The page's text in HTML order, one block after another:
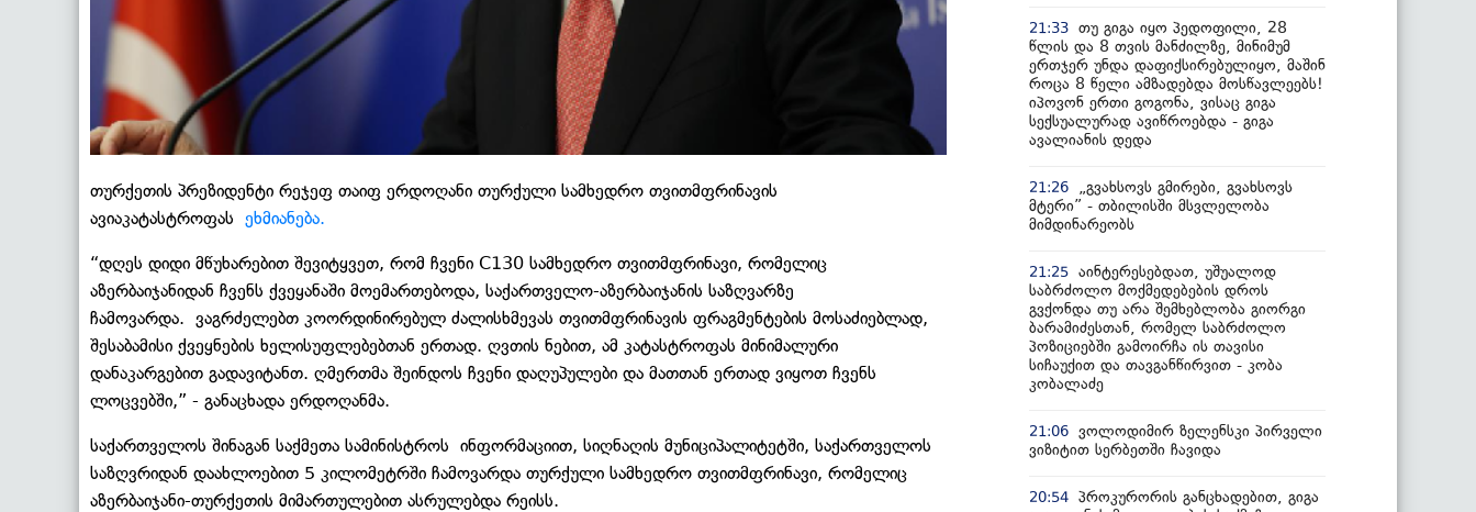
თურქეთის პრეზიდენტი რეჯეფ თაიფ ერდოღანი თურქული სამხედრო თვითმფრინავის
ავიაკატასტროფას ეხმიანება.
“დღეს დიდი მწუხარებით შევიტყვეთ, რომ ჩვენი C130 სამხედრო თვითმფრინავი, რომელიც
აზერბაიჯანიდან ჩვენს ქვეყანაში მოემართებოდა, საქართველო-აზერბაიჯანის საზღვარზე
ჩამოვარდა. ვაგრძელებთ კოორდინირებულ ძალისხმევას თვითმფრინავის ფრაგმენტების მოსაძიებლად,
შესაბამისი ქვეყნების ხელისუფლებებთან ერთად. ღვთის ნებით, ამ კატასტროფას მინიმალური
დანაკარგებით გადავიტანთ. ღმერთმა შეინდოს ჩვენი დაღუპულები და მათთან ერთად ვიყოთ ჩვენს
ლოცვებში,” - განაცხადა ერდოღანმა.
საქართველოს შინაგან საქმეთა სამინისტროს ინფორმაციით, სიღნაღის მუნიციპალიტეტში, საქართველოს
საზღვრიდან დაახლოებით 5 კილომეტრში ჩამოვარდა თურქული სამხედრო თვითმფრინავი, რომელიც
აზერბაიჯანი-თურქეთის მიმართულებით ასრულებდა რეისს.
21:33 თუ გიგა იყო პედოფილი, 28
წლის და 8 თვის მანძილზე, მინიმუმ
ერთჯერ უნდა დაფიქსირებულიყო, მაშინ
როცა 8 წელი ამზადებდა მოსწავლეებს!
იპოვონ ერთი გოგონა, ვისაც გიგა
სექსუალურად ავიწროებდა - გიგა
ავალიანის დედა
21:26
„გვახსოვს გმირები, გვახსოვს
მტერი” - თბილისში მსვლელობა
მიმდინარეობს
21:25 აინტერესებდათ, უშუალოდ
საბრძოლო მოქმედებების დროს
გვქონდა თუ არა შემხებლობა გიორგი
ბარამიძესთან, რომელ საბრძოლო
პოზიციებში გამოირჩა ის თავისი
სიჩაუქით და თავგანწირვით - კობა
კობალაძე
21:06 ვოლოდიმირ ზელენსკი პირველი
ვიზიტით სერბეთში ჩავიდა
20:54 პროკურორის განცხადებით, გიგა